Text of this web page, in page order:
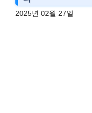
2025년 02월 27일